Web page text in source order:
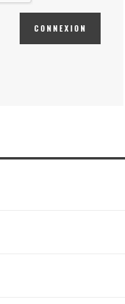
CONNEXION